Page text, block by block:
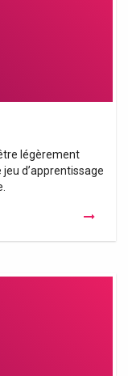
légèrement
d’apprentissage